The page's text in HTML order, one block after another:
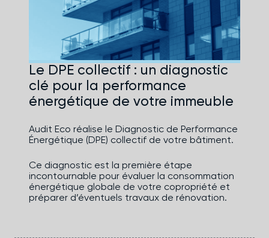
Le DPE collectif : un diagnostic
clé pour la performance
énergétique de votre immeuble
Audit Eco réalise le Diagnostic de Performance
Énergétique (DPE) collectif de votre bâtiment.
Ce diagnostic est la première étape
incontournable pour évaluer la consommation
énergétique globale de votre copropriété et
préparer d’éventuels travaux de rénovation.